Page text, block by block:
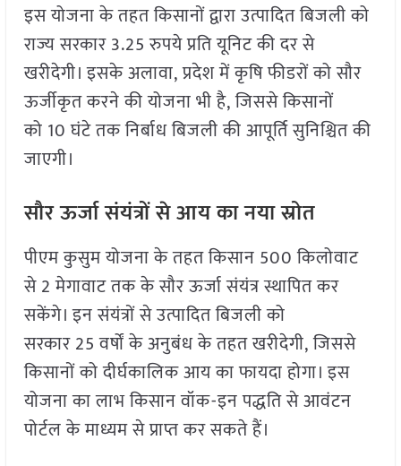
इस योजना के तहत किसानों द्वारा उत्पादित बिजली को
राज्य सरकार 3.25 रुपये प्रति यूनिट की दर से
खरीदेगी। इसके अलावा, प्रदेश में कृषि फीडरों को सौर
ऊर्जीकृत करने की योजना भी है, जिससे किसानों
को 10 घंटे तक निर्बाध बिजली की आपूर्ति सुनिश्चित की
जाएगी।
सौर ऊर्जा संयंत्रों से आय का नया स्रोत
पीएम कुसुम योजना के तहत किसान 500 किलोवाट
से 2 मेगावाट तक के सौर ऊर्जा संयंत्र स्थापित कर
सकेंगे। इन संयंत्रों से उत्पादित बिजली को
सरकार 25 वर्षों के अनुबंध के तहत खरीदेगी, जिससे
किसानों को दीर्घकालिक आय का फायदा होगा। इस
योजना का लाभ किसान वॉक-इन पद्धति से आवंटन
पोर्टल के माध्यम से प्राप्त कर सकते हैं।